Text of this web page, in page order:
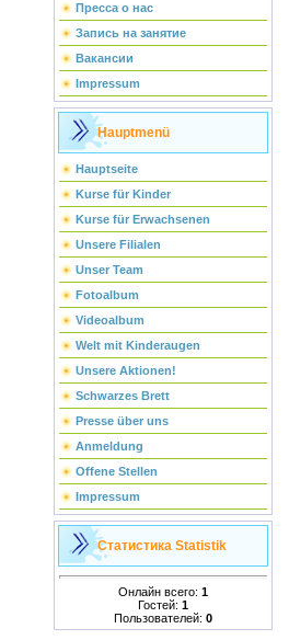
Пресса о нас
Запись на занятие
Вакансии
Impressum
Hauptmenü
Hauptseite
Kurse für Kinder
Kurse für Erwachsenen
Unsere Filialen
Unser Team
Fotoalbum
Videoalbum
Welt mit Kinderaugen
Unsere Aktionen!
Schwarzes Brett
Presse über uns
Anmeldung
Offene Stellen
Impressum
Статистика Statistik
Онлайн всего: 1
Гостей: 1
Пользователей: 0